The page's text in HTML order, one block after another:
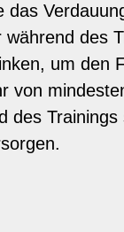
des
um den
von
des